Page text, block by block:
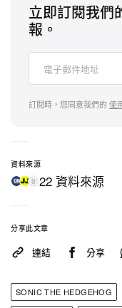
週、亦即全新《
2028 年 12 月
在 Paramount
已收穫約9.13 億
零售額高達 10
立即訂閱我們
報。
訂閱時，您同意我們的 使
資料來源
9 22 資料來源
分享此文章
連結 分享
SONIC THE HEDGEHOG